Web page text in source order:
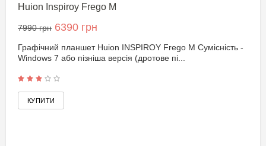
Huion Inspiroy Frego M
7990 грн 6390 грн
Графічний планшет Huion INSPIROY Frego M Сумісність -
Windows 7 або пізніша версія (дротове пі...